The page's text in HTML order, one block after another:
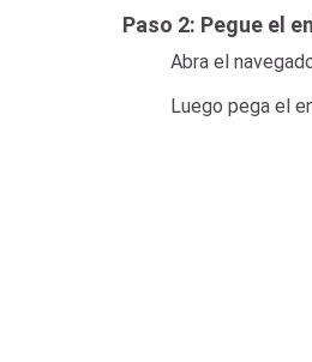
Paso 2: Pegue el
Abra el
Luego pega el